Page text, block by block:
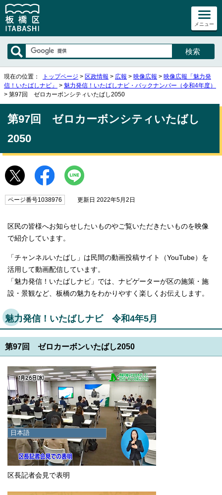
メニュー
日本語
日本語
English
한국어
简体中文
繁體中文
現在の位置： トップページ > 区政情報 > 広報 > 映像広報 > 映像広報「魅力発
信！いたばしナビ」
> 魅力発信！いたばしナビ・バックナンバー（令和4年度）
> 第97回 ゼロカーボンシティいたばし2050
第97回 ゼロカーボンシティいたばし
2050
ページ番号1038976 更新日 2022年5月2日
区民の皆様へお知らせしたいものやご覧いただきたいものを映像
で紹介しています。
「チャンネルいたばし」は民間の動画投稿サイト（YouTube）を
活用して動画配信しています。
「魅力発信！いたばしナビ」では、ナビゲーターが区の施策・施
設・景観など、板橋の魅力をわかりやすく楽しくお伝えします。
魅力発信！いたばしナビ 令和4年5月
第97回 ゼロカーボンいたばし2050
区長記者会見で表明